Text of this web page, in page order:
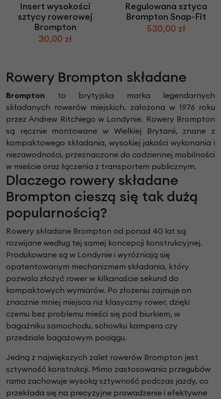
Insert wysokości
sztycy rowerowej
Brompton
30,00 zł
Regulowana sztyca
Brompton Snap-Fit
530,00 zł
Rowery Brompton składane
Brompton to brytyjska marka legendarnych
składanych rowerów miejskich, założona w 1976 roku
przez Andrew Ritchiego w Londynie. Rowery Brompton
są ręcznie montowane w Wielkiej Brytanii, znane z
kompaktowego składania, wysokiej jakości wykonania i
niezawodności, przeznaczone do codziennej mobilności
w mieście oraz łączenia z transportem publicznym.
Dlaczego rowery składane
Brompton cieszą się tak dużą
popularnością?
Rowery składane Brompton od ponad 40 lat są
rozwijane według tej samej koncepcji konstrukcyjnej.
Produkowane są w Londynie i wyróżniają się
opatentowanym mechanizmem składania, który
pozwala złożyć rower w kilkanaście sekund do
kompaktowych wymiarów. Po złożeniu zajmuje on
znacznie mniej miejsca niż klasyczny rower, dzięki
czemu bez problemu mieści się pod biurkiem, w
bagażniku samochodu, schowku kampera czy
przedziale bagażowym pociągu.
Jedną z największych zalet rowerów Brompton jest
sztywność konstrukcji. Mimo zastosowania przegubów
rama zachowuje wysoką sztywność podczas jazdy, co
przekłada się na precyzyjne prowadzenie i efektywne